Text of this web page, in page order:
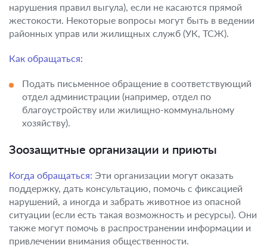
нарушения правил выгула), если не касаются прямой
жестокости. Некоторые вопросы могут быть в ведении
районных управ или жилищных служб (УК, ТСЖ).
Как обращаться:
Подать письменное обращение в соответствующий
отдел администрации (например, отдел по
благоустройству или жилищно-коммунальному
хозяйству).
Зоозащитные организации и приюты
Когда обращаться: Эти организации могут оказать
поддержку, дать консультацию, помочь с фиксацией
нарушений, а иногда и забрать животное из опасной
ситуации (если есть такая возможность и ресурсы). Они
также могут помочь в распространении информации и
привлечении внимания общественности.